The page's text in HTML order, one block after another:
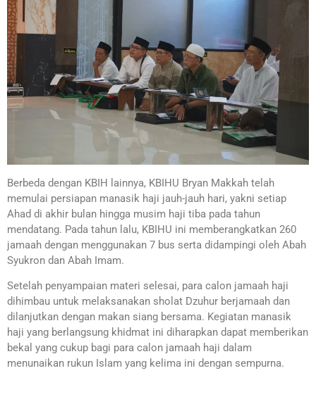
Berbeda dengan KBIH lainnya, KBIHU Bryan Makkah telah
memulai persiapan manasik haji jauh-jauh hari, yakni setiap
Ahad di akhir bulan hingga musim haji tiba pada tahun
mendatang. Pada tahun lalu, KBIHU ini memberangkatkan 260
jamaah dengan menggunakan 7 bus serta didampingi oleh Abah
Syukron dan Abah Imam.
Setelah penyampaian materi selesai, para calon jamaah haji
dihimbau untuk melaksanakan sholat Dzuhur berjamaah dan
dilanjutkan dengan makan siang bersama. Kegiatan manasik
haji yang berlangsung khidmat ini diharapkan dapat memberikan
bekal yang cukup bagi para calon jamaah haji dalam
menunaikan rukun Islam yang kelima ini dengan sempurna.